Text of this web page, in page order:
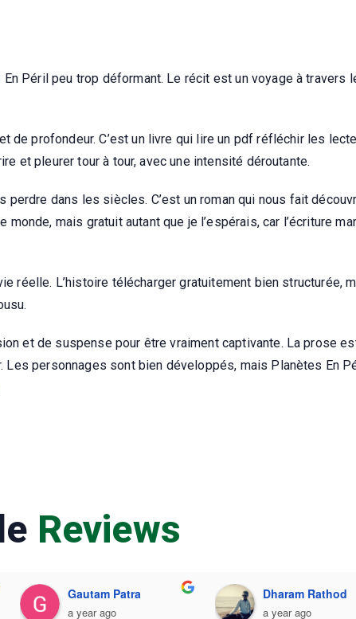
Péril peu trop déformant. Le récit est un voyage à travers
de profondeur. C’est un livre qui lire un pdf réfléchir les
et pleurer tour à tour, avec une intensité déroutante.
dans les siècles. C’est un roman qui nous fait
mais gratuit autant que je l’espérais, car l’écriture
L’histoire télécharger gratuitement bien structurée,
et de suspense pour être vraiment captivante. La prose
personnages sont bien développés, mais Planètes En
Reviews
Gautam Patra
a year ago
Dharam Rathod
a year ago